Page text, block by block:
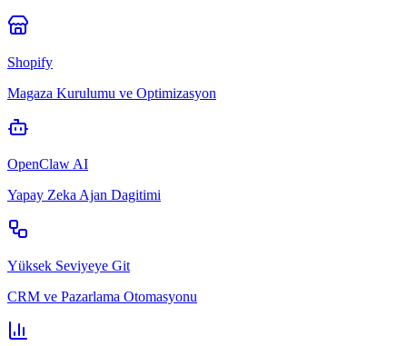
Shopify
Magaza Kurulumu ve Optimizasyon
OpenClaw AI
Yapay Zeka Ajan Dagitimi
Yüksek Seviyeye Git
CRM ve Pazarlama Otomasyonu